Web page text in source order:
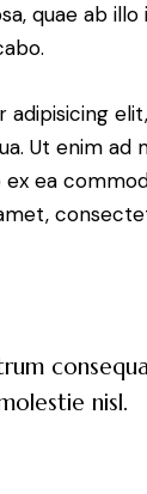
quae ab
Ut enim ad
ea
nisl.